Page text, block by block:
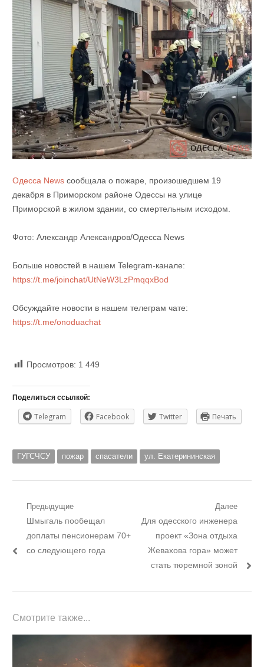
Одесса Newsсообщала о пожаре, произошедшем 19
декабря в Приморском районе Одессы на улице
Приморской в жилом здании, со смертельным исходом.
Фото: Александр Александров/Одесса News
Больше новостей в нашем Telegram-канале:
https://t.me/joinchat/UtNeW3LzPmqqxBod
Обсуждайте новости в нашем телеграм чате:
https://t.me/onoduachat
Просмотров: 1 449
Поделиться ссылкой:
Telegram Facebook Twitter Печать
ГУГСЧСУ пожар спасатели ул. Екатерининская
Навигация
записям
Предыдущие
Предыдущий
пост:
Шмыгаль пообещал
доплаты пенсионерам 70+
со следующего года
Далее
Следующий
пост:
Для одесского инженера
проект «Зона отдыха
Жевахова гора» может
стать тюремной зоной
Смотрите также...